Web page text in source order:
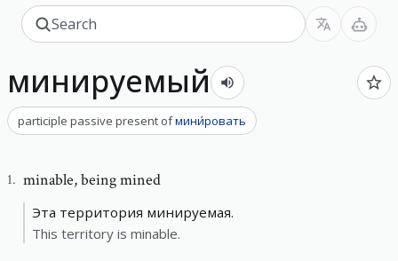
минируемый
participle passive present ofмини́ровать
1. minable,being mined
Эта территория минируемая.
This territory is minable.